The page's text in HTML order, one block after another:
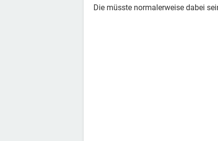
Die müsste normalerweise dabei